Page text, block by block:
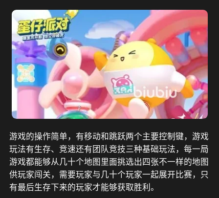
游戏的操作简单，有移动和跳跃两个主要控制键，游戏
玩法有生存、竞速还有团队竞技三种基础玩法，每一局
游戏都能够从几十个地图里面挑选出四张不一样的地图
供玩家闯关，需要玩家与几十个玩家一起展开比赛，只
有最后生存下来的玩家才能够获取胜利。